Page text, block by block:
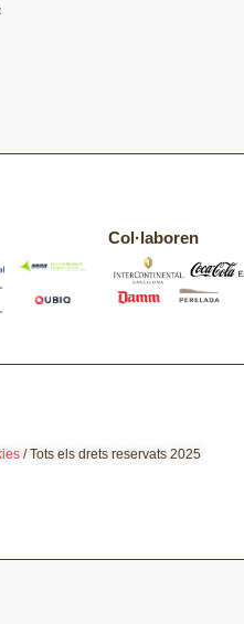
Col·laboren
/ Tots els drets reservats 2025